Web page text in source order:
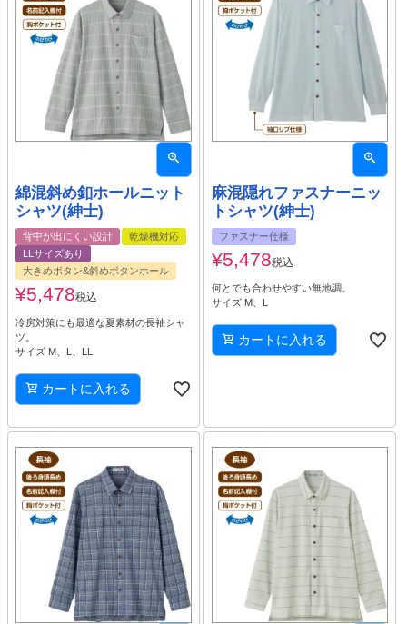
綿混斜め釦ホールニット
シャツ(紳士)
背中が出にくい設計
乾燥機対応
LLサイズあり
大きめボタン&斜めボタンホール
¥5,478税込
冷房対策にも最適な夏素材の長袖シャ
ツ。
サイズ M、L、LL
カートに入れる
麻混隠れファスナーニッ
トシャツ(紳士)
ファスナー仕様
¥5,478税込
何とでも合わせやすい無地調。
サイズ M、L
カートに入れる